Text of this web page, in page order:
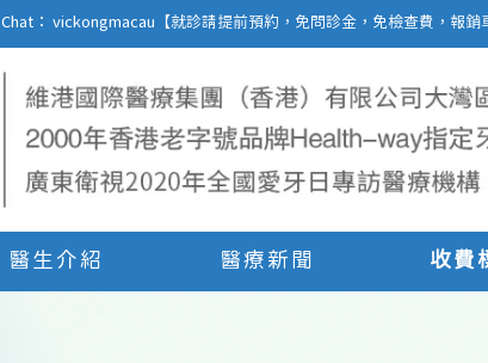
： vickongmacau【就診請提前預約，免問診金，免檢查費，報銷
醫生介紹 醫療新聞 收費